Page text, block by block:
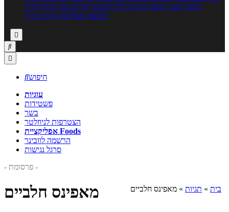
תזונה לבטן רגועה מרזים ללא דיאטה מזיזים את הגוף הרזיה
ורפואה משלימה גורמה ביתי



חיפוש
עוגיות
פשטידות
בשר
הצטרפות לניוזלטר
אפליקציית Foods
הרשמה לוובינר
סרגל נגישות
- פרסומת -
בית » תגיות » מאפינס חלביים מאפינס חלביים